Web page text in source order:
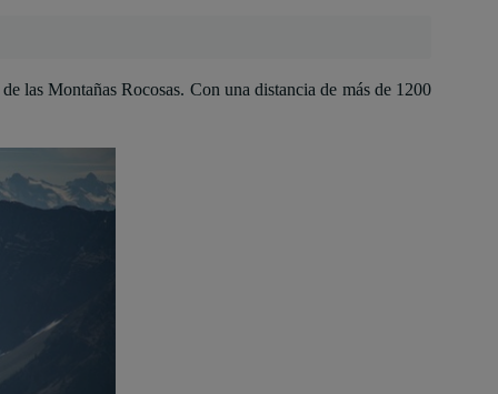
las Montañas Rocosas. Con una distancia de más de 1200